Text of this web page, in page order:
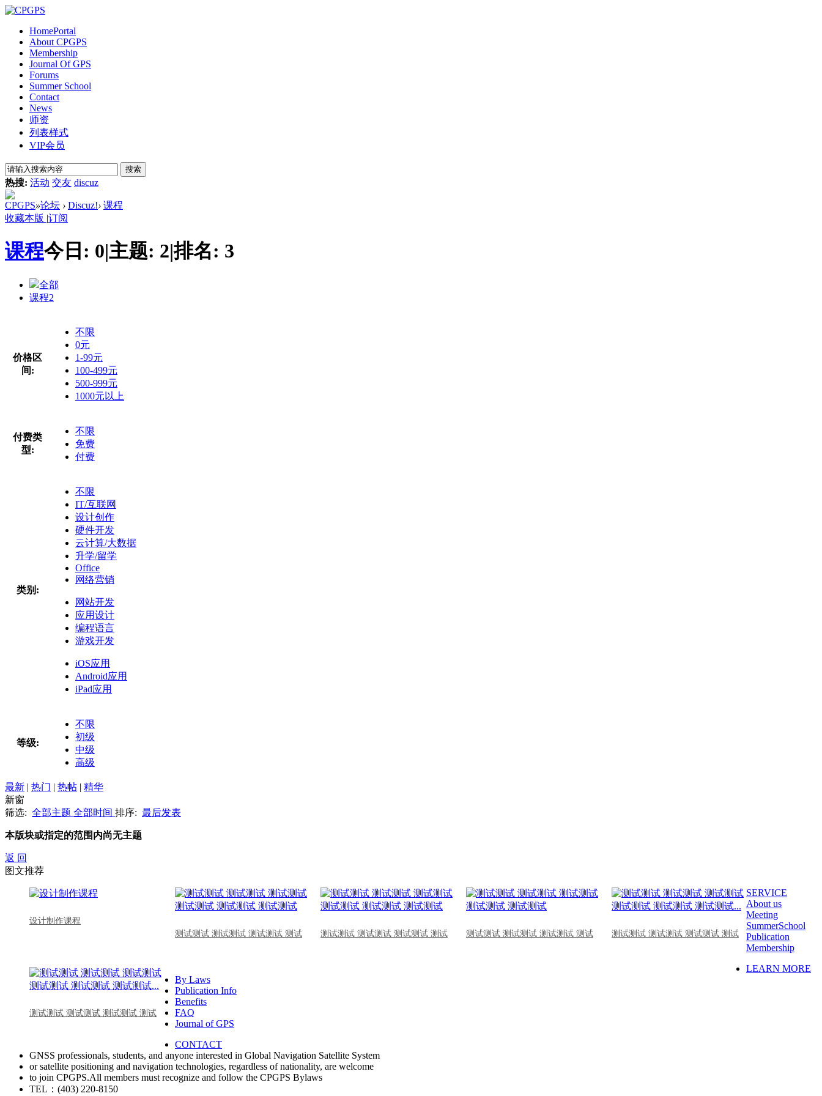
HomePortal
About CPGPS
Membership
Journal Of GPS
Forums
Summer School
Contact
News
师资
列表样式
VIP会员
搜索
热搜: 活动 交友 discuz
CPGPS»论坛 › Discuz!› 课程
收藏本版 |订阅
课程今日: 0|主题: 2|排名: 3
全部
课程2
价格区
间:
不限
0元
1-99元
100-499元
500-999元
1000元以上
付费类
型:
不限
免费
付费
类别:
不限
IT/互联网
设计创作
硬件开发
云计算/大数据
升学/留学
Office
网络营销
网站开发
应用设计
编程语言
游戏开发
iOS应用
Android应用
iPad应用
等级:
不限
初级
中级
高级
最新 | 热门 | 热帖 | 精华
新窗
筛选: 全部主题 全部时间 排序: 最后发表
本版块或指定的范围内尚无主题
返 回
图文推荐
设计制作课程
测试测试 测试测试 测试测试 测试
测试测试 测试测试 测试测试 测试 测试测试 测试测试 测试测试 测试 测试测试 测试测试 测试测试 测试
测试测试 测试测试 测试测试 测试
SERVICE
About us
Meeting
SummerSchool
Publication
Membership
LEARN MORE
By Laws
Publication Info
Benefits
FAQ
Journal of GPS
CONTACT
GNSS professionals, students, and anyone interested in Global Navigation Satellite System
or satellite positioning and navigation technologies, regardless of nationality, are welcome
to join CPGPS.All members must recognize and follow the CPGPS Bylaws
TEL：(403) 220-8150